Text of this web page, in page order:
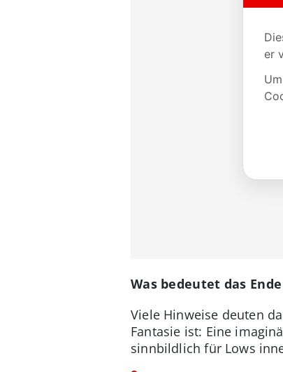
Was bedeutet das
Viele Hinweise deuten
Fantasie ist: Eine
sinnbildlich für Lows